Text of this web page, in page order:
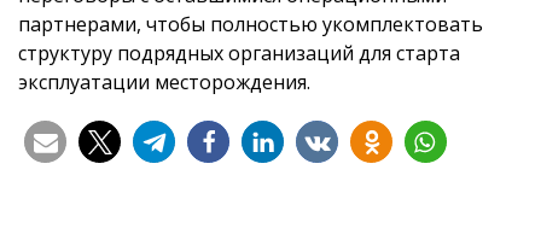
партнерами, чтобы полностью укомплектовать
структуру подрядных организаций для старта
эксплуатации месторождения.